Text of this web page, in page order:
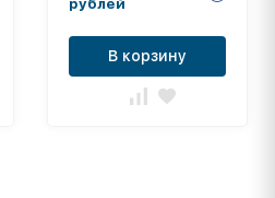
рублей
В корзину